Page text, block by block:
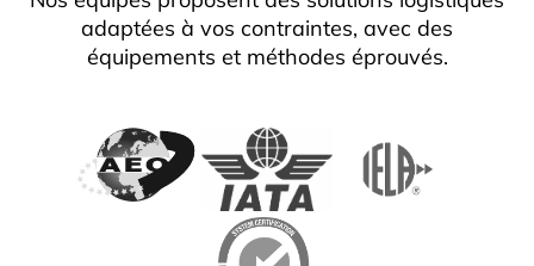
adaptées à vos contraintes, avec des
équipements et méthodes éprouvés.